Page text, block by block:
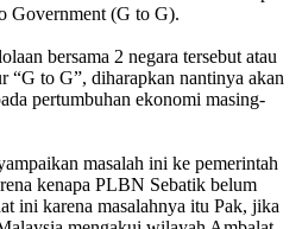
Government (G to G).
bersama 2 negara tersebut atau
“G to G”, diharapkan nantinya akan
pertumbuhan ekonomi masing-
masalah ini ke pemerintah
kenapa PLBN Sebatik belum
ini karena masalahnya itu Pak, jika